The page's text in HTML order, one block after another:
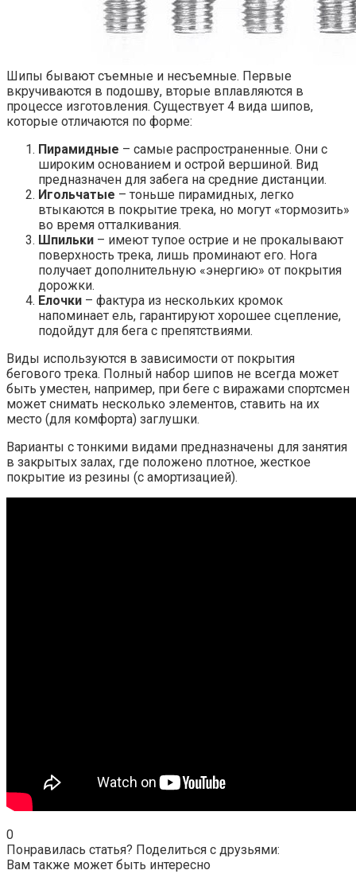
Шипы бывают съемные и несъемные. Первые
вкручиваются в подошву, вторые вплавляются в
процессе изготовления. Существует 4 вида шипов,
которые отличаются по форме:
Пирамидные – самые распространенные. Они с
широким основанием и острой вершиной. Вид
предназначен для забега на средние дистанции.
Игольчатые – тоньше пирамидных, легко
втыкаются в покрытие трека, но могут «тормозить»
во время отталкивания.
Шпильки – имеют тупое острие и не прокалывают
поверхность трека, лишь проминают его. Нога
получает дополнительную «энергию» от покрытия
дорожки.
Елочки – фактура из нескольких кромок
напоминает ель, гарантируют хорошее сцепление,
подойдут для бега с препятствиями.
Виды используются в зависимости от покрытия
бегового трека. Полный набор шипов не всегда может
быть уместен, например, при беге с виражами спортсмен
может снимать несколько элементов, ставить на их
место (для комфорта) заглушки.
Варианты с тонкими видами предназначены для занятия
в закрытых залах, где положено плотное, жесткое
покрытие из резины (с амортизацией).
0
Понравилась статья? Поделиться с друзьями:
Вам также может быть интересно